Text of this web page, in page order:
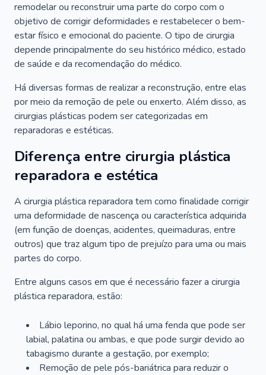
remodelar ou reconstruir uma parte do corpo com o
objetivo de corrigir deformidades e restabelecer o bem-
estar físico e emocional do paciente. O tipo de cirurgia
depende principalmente do seu histórico médico, estado
de saúde e da recomendação do médico.
Há diversas formas de realizar a reconstrução, entre elas
por meio da remoção de pele ou enxerto. Além disso, as
cirurgias plásticas podem ser categorizadas em
reparadoras e estéticas.
Diferença entre cirurgia plástica
reparadora e estética
A cirurgia plástica reparadora tem como finalidade corrigir
uma deformidade de nascença ou característica adquirida
(em função de doenças, acidentes, queimaduras, entre
outros) que traz algum tipo de prejuízo para uma ou mais
partes do corpo.
Entre alguns casos em que é necessário fazer a cirurgia
plástica reparadora, estão:
Lábio leporino, no qual há uma fenda que pode ser
labial, palatina ou ambas, e que pode surgir devido ao
tabagismo durante a gestação, por exemplo;
Remoção de pele pós-bariátrica para reduzir o